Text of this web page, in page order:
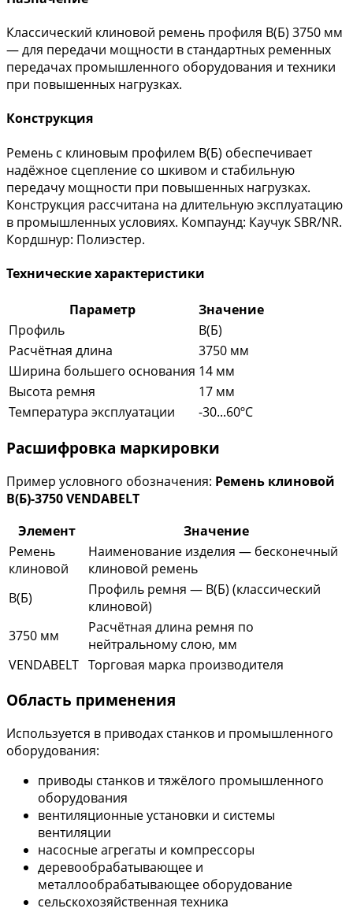
Классический клиновой ремень профиля B(Б) 3750 мм
— для передачи мощности в стандартных ременных
передачах промышленного оборудования и техники
при повышенных нагрузках.
Конструкция
Ремень с клиновым профилем B(Б) обеспечивает
надёжное сцепление со шкивом и стабильную
передачу мощности при повышенных нагрузках.
Конструкция рассчитана на длительную эксплуатацию
в промышленных условиях. Компаунд: Каучук SBR/NR.
Кордшнур: Полиэстер.
Технические характеристики
Параметр
Значение
Профиль
B(Б)
Расчётная длина
3750 мм
Ширина большего основания 14 мм
Высота ремня
17 мм
Температура эксплуатации
-30...60ºC
Расшифровка маркировки
Пример условного обозначения: Ремень клиновой
В(Б)-3750 VENDABELT
Элемент
Значение
Ремень
клиновой
Наименование изделия — бесконечный
клиновой ремень
B(Б)
Профиль ремня — B(Б) (классический
клиновой)
3750 мм
Расчётная длина ремня по
нейтральному слою, мм
VENDABELT Торговая марка производителя
Область применения
Используется в приводах станков и промышленного
оборудования:
приводы станков и тяжёлого промышленного
оборудования
вентиляционные установки и системы
вентиляции
насосные агрегаты и компрессоры
деревообрабатывающее и
металлообрабатывающее оборудование
сельскохозяйственная техника